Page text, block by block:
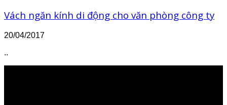
Vách ngăn kính di động cho văn phòng công ty
20/04/2017
..